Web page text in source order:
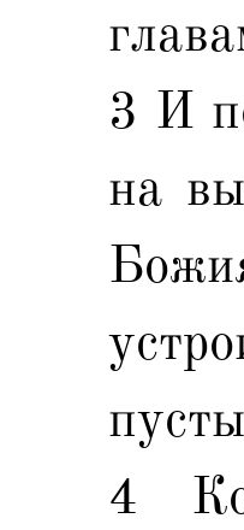
3 И
на
4